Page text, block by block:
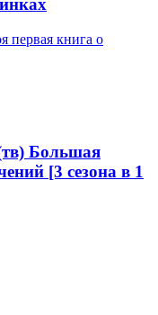
Большая
[3 сезона в 1